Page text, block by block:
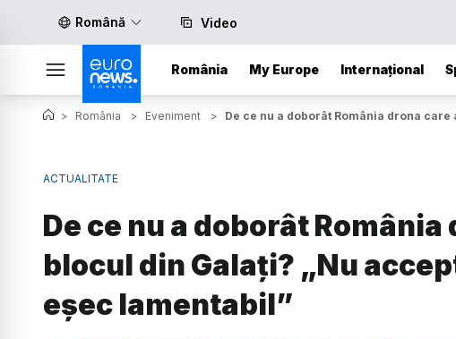
Română Video
România My Europe Internațional
> România > Eveniment > De ce nu a doborât România drona
ACTUALITATE
De ce nu a doborât
blocul din Galați? „Nu
eșec lamentabil”